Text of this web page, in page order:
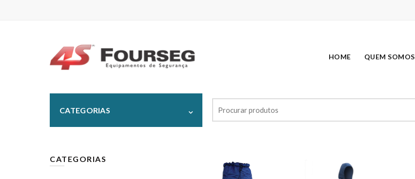
HOME QUEM SOMOS
CATEGORIAS
for:
CATEGORIAS